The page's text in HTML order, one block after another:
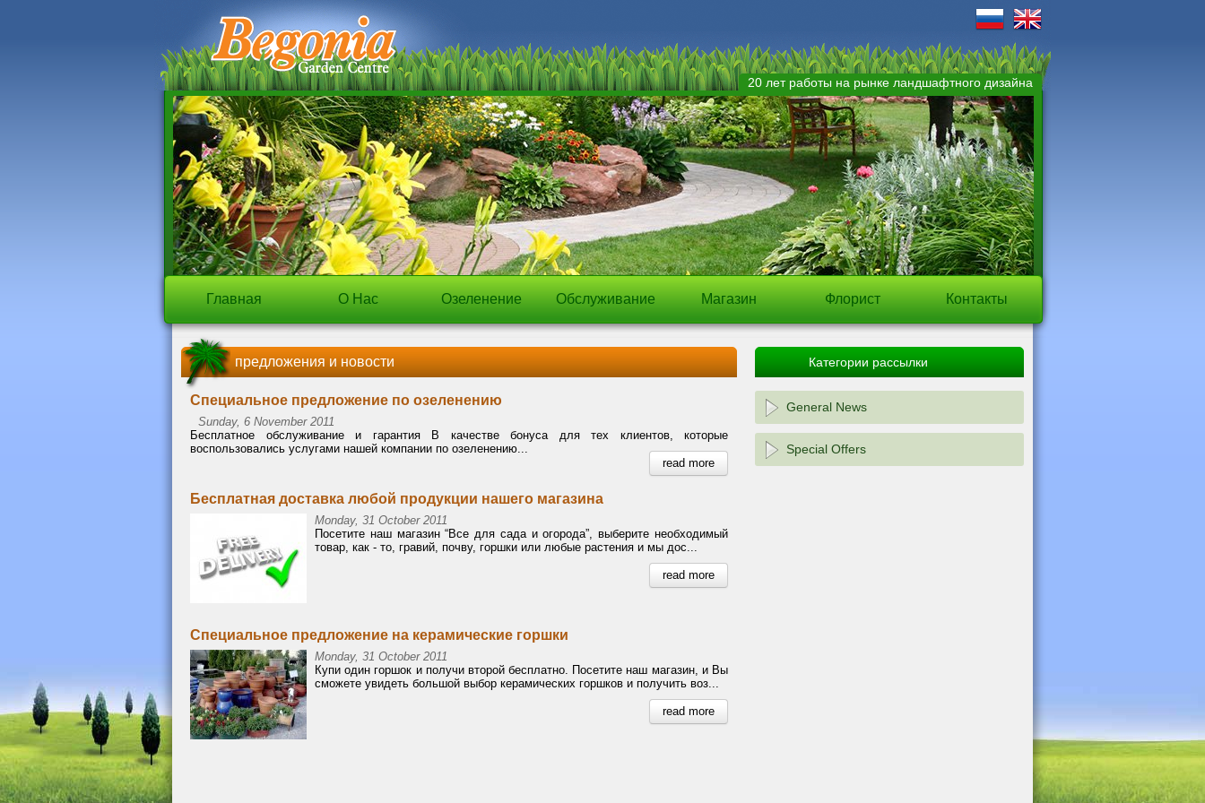
20 лет работы на рынке ландшафтного дизайна
Главная О Нас Озеленение Обслуживание Магазин Флорист Контакты
предложения и новости
Специальное предложение по озеленению
Sunday, 6 November 2011
Бесплатное обслуживание и гарантия В качестве бонуса для тех клиентов, которые
воспользовались услугами нашей компании по озеленению...
read more
Бесплатная доставка любой продукции нашего магазина
Monday, 31 October 2011
Посетите наш магазин “Все для сада и огорода”, выберите необходимый
товар, как - то, гравий, почву, горшки или любые растения и мы дос...
read more
Специальное предложение на керамические горшки
Monday, 31 October 2011
Купи один горшок и получи второй бесплатно. Посетите наш магазин, и Вы
сможете увидеть большой выбор керамических горшков и получить воз...
read more
Категории рассылки
General News
Special Offers